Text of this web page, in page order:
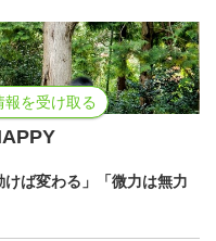
を受け取る
ば変わる」「微力は無力